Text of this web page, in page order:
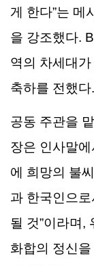
게 한다”는 메
을 강조했다.
역의 차세대가
축하를 전했다.
공동 주관을
장은 인사말에
에 희망의 불
과 한국인으로
될 것”이라며,
화합의 정신을